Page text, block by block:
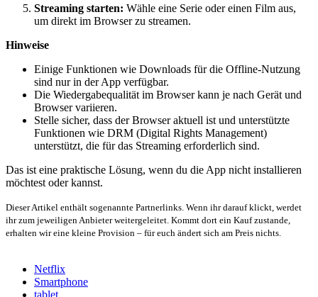
Streaming starten: Wähle eine Serie oder einen Film aus,
um direkt im Browser zu streamen.
Hinweise
Einige Funktionen wie Downloads für die Offline-Nutzung
sind nur in der App verfügbar.
Die Wiedergabequalität im Browser kann je nach Gerät und
Browser variieren.
Stelle sicher, dass der Browser aktuell ist und unterstützte
Funktionen wie DRM (Digital Rights Management)
unterstützt, die für das Streaming erforderlich sind.
Das ist eine praktische Lösung, wenn du die App nicht installieren
möchtest oder kannst.
Dieser Artikel enthält sogenannte Partnerlinks. Wenn ihr darauf klickt, werdet
ihr zum jeweiligen Anbieter weitergeleitet. Kommt dort ein Kauf zustande,
erhalten wir eine kleine Provision – für euch ändert sich am Preis nichts.
Netflix
Smartphone
tablet